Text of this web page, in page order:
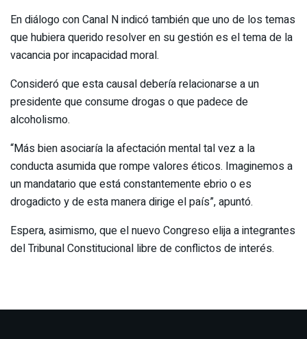
En diálogo con Canal N indicó también que uno de los temas
que hubiera querido resolver en su gestión es el tema de la
vacancia por incapacidad moral.
Consideró que esta causal debería relacionarse a un
presidente que consume drogas o que padece de
alcoholismo.
“Más bien asociaría la afectación mental tal vez a la
conducta asumida que rompe valores éticos. Imaginemos a
un mandatario que está constantemente ebrio o es
drogadicto y de esta manera dirige el país”, apuntó.
Espera, asimismo, que el nuevo Congreso elija a integrantes
del Tribunal Constitucional libre de conflictos de interés.